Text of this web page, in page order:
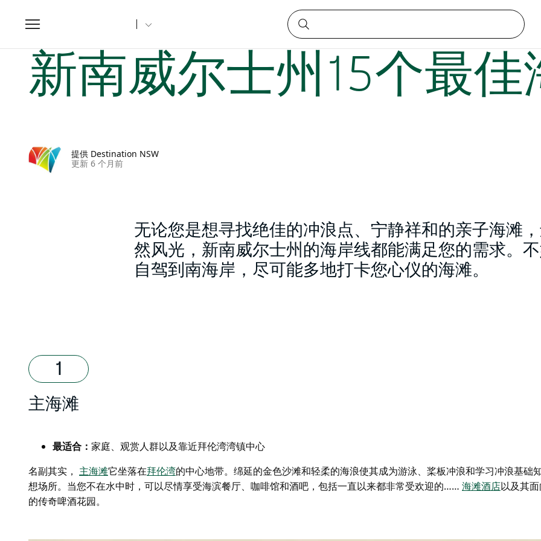
Toggle
navigation
新南威尔士州15个最佳
提供 Destination NSW
更新 6 个月前
无论您是想寻找绝佳的冲浪点、宁静祥和的亲子海滩
然风光，新南威尔士州的海岸线都能满足您的需求。
自驾到南海岸，尽可能多地打卡您心仪的海滩。
主海滩
最适合： 家庭、观赏人群以及靠近拜伦湾湾镇中心
名副其实， 主海滩它坐落在拜伦湾的中心地带。绵延的金色沙滩和轻柔的海浪使其成为游泳、桨板冲浪和学习冲浪基础
想场所。当您不在水中时，可以尽情享受海滨餐厅、咖啡馆和酒吧，包括一直以来都非常受欢迎的…… 海滩酒店以及其
的传奇啤酒花园。